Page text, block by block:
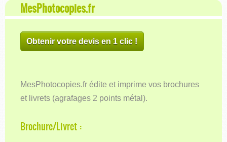
MesPhotocopies.fr
Obtenir votre devis en 1 clic !
MesPhotocopies.fr édite et imprime vos brochures
et livrets (agrafages 2 points métal).
Brochure/Livret :